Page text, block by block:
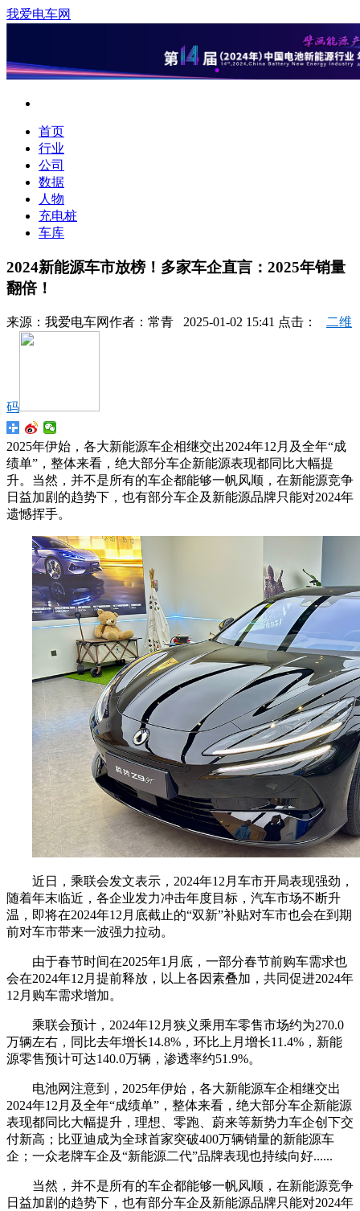
我爱电车网
首页
行业
公司
数据
人物
充电桩
车库
2024新能源车市放榜！多家车企直言：2025年销量
翻倍！
来源： 我爱电车网作者： 常青 2025-01-02 15:41 点击： 二维
码
2025年伊始，各大新能源车企相继交出2024年12月及全年“成
绩单”，整体来看，绝大部分车企新能源表现都同比大幅提
升。当然，并不是所有的车企都能够一帆风顺，在新能源竞争
日益加剧的趋势下，也有部分车企及新能源品牌只能对2024年
遗憾挥手。
近日，乘联会发文表示，2024年12月车市开局表现强劲，
随着年末临近，各企业发力冲击年度目标，汽车市场不断升
温，即将在2024年12月底截止的“双新”补贴对车市也会在到期
前对车市带来一波强力拉动。
由于春节时间在2025年1月底，一部分春节前购车需求也
会在2024年12月提前释放，以上各因素叠加，共同促进2024年
12月购车需求增加。
乘联会预计，2024年12月狭义乘用车零售市场约为270.0
万辆左右，同比去年增长14.8%，环比上月增长11.4%，新能
源零售预计可达140.0万辆，渗透率约51.9%。
电池网注意到，2025年伊始，各大新能源车企相继交出
2024年12月及全年“成绩单”，整体来看，绝大部分车企新能源
表现都同比大幅提升，理想、零跑、蔚来等新势力车企创下交
付新高；比亚迪成为全球首家突破400万辆销量的新能源车
企；一众老牌车企及“新能源二代”品牌表现也持续向好......
当然，并不是所有的车企都能够一帆风顺，在新能源竞争
日益加剧的趋势下，也有部分车企及新能源品牌只能对2024年